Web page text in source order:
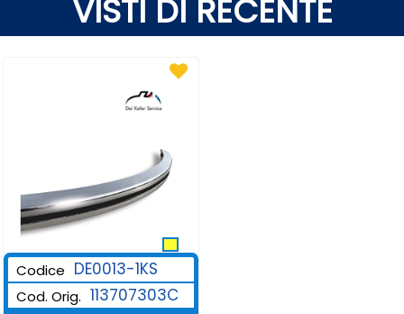
VISTI DI RECENTE
Codice DE0013-1KS
Cod. Orig. 113707303C